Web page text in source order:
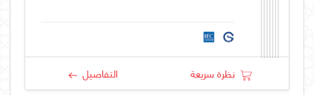
نظرة سريعة التفاصيل